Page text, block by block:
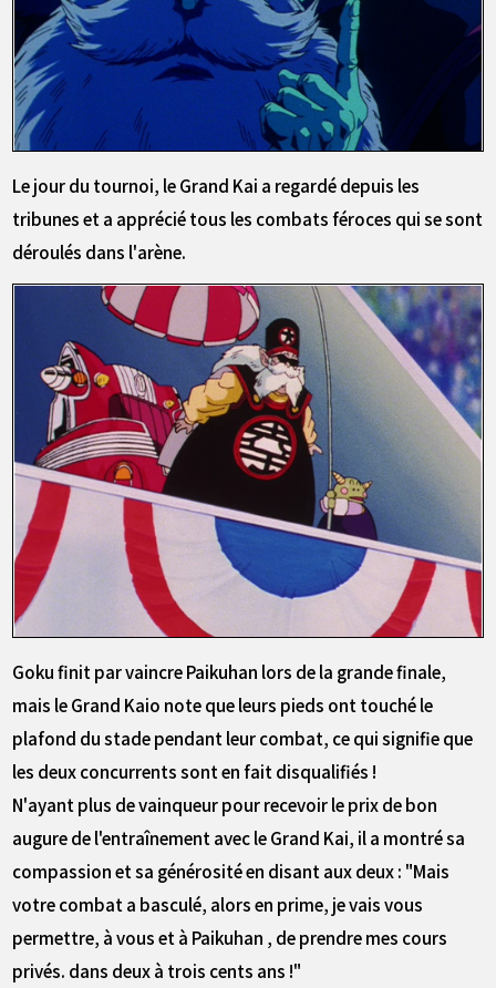
Le jour du tournoi, le Grand Kai a regardé depuis les
tribunes et a apprécié tous les combats féroces qui se sont
déroulés dans l'arène.
Goku finit par vaincre Paikuhan lors de la grande finale,
mais le Grand Kaio note que leurs pieds ont touché le
plafond du stade pendant leur combat, ce qui signifie que
les deux concurrents sont en fait disqualifiés !
N'ayant plus de vainqueur pour recevoir le prix de bon
augure de l'entraînement avec le Grand Kai, il a montré sa
compassion et sa générosité en disant aux deux : "Mais
votre combat a basculé, alors en prime, je vais vous
permettre, à vous et à Paikuhan , de prendre mes cours
privés. dans deux à trois cents ans !"